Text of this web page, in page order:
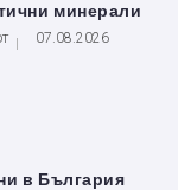
минерали
07.08.2026
в България